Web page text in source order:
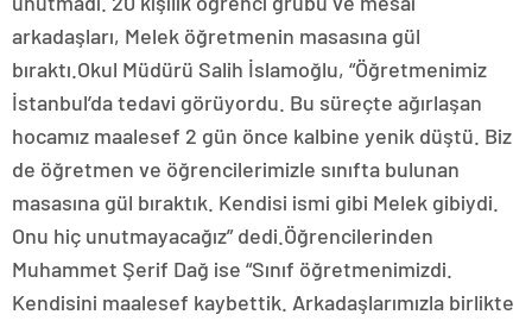
arkadaşları, Melek öğretmenin masasına gül
bıraktı.Okul Müdürü Salih İslamoğlu, “Öğretmenimiz
İstanbul’da tedavi görüyordu. Bu süreçte ağırlaşan
hocamız maalesef 2 gün önce kalbine yenik düştü. Biz
de öğretmen ve öğrencilerimizle sınıfta bulunan
masasına gül bıraktık. Kendisi ismi gibi Melek gibiydi.
Onu hiç unutmayacağız” dedi.Öğrencilerinden
Muhammet Şerif Dağ ise “Sınıf öğretmenimizdi.
Kendisini maalesef kaybettik. Arkadaşlarımızla birlikte